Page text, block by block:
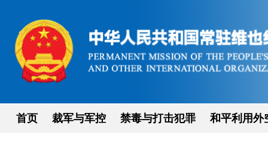
首页 裁军与军控 禁毒与打击犯罪 和平利用外